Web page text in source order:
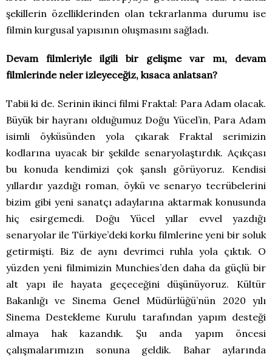
şekillerin özelliklerinden olan tekrarlanma durumu ise
filmin kurgusal yapısının oluşmasını sağladı.
Devam filmleriyle ilgili bir gelişme var mı, devam
filmlerinde neler izleyeceğiz, kısaca anlatsan?
Tabii ki de. Serinin ikinci filmi Fraktal: Para Adam olacak.
Büyük bir hayranı olduğumuz Doğu Yücel’in, Para Adam
isimli öyküsünden yola çıkarak Fraktal serimizin
kodlarına uyacak bir şekilde senaryolaştırdık. Açıkçası
bu konuda kendimizi çok şanslı görüyoruz. Kendisi
yıllardır yazdığı roman, öykü ve senaryo tecrübelerini
bizim gibi yeni sanatçı adaylarına aktarmak konusunda
hiç esirgemedi. Doğu Yücel yıllar evvel yazdığı
senaryolar ile Türkiye’deki korku filmlerine yeni bir soluk
getirmişti. Biz de aynı devrimci ruhla yola çıktık. O
yüzden yeni filmimizin Munchies’den daha da güçlü bir
alt yapı ile hayata geçeceğini düşünüyoruz. Kültür
Bakanlığı ve Sinema Genel Müdürlüğü’nün 2020 yılı
Sinema Destekleme Kurulu tarafından yapım desteği
almaya hak kazandık. Şu anda yapım öncesi
çalışmalarımızın sonuna geldik. Bahar aylarında